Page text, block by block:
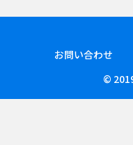
お問い合わせ
©